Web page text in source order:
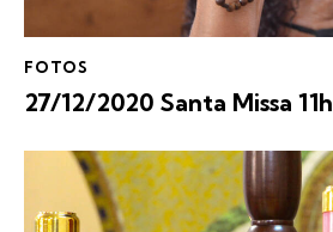
FOTOS
27/12/2020 Santa Missa 11h